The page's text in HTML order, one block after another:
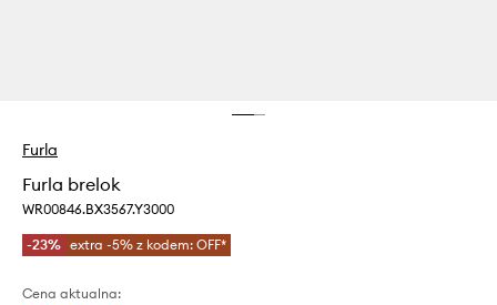
Furla
Furla brelok
WR00846.BX3567.Y3000
-23% extra -5% z kodem: OFF*
Cena aktualna: